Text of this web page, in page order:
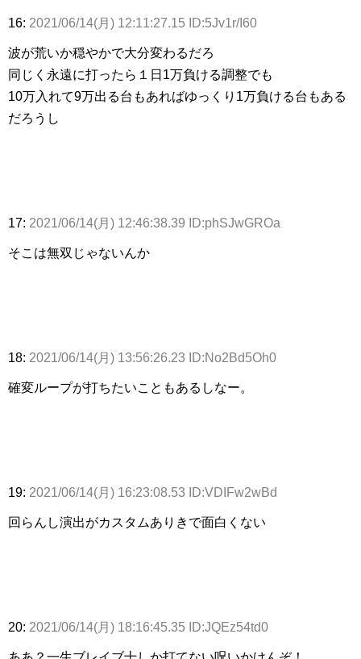
16: 2021/06/14(月) 12:11:27.15 ID:5Jv1r/I60
波が荒いか穏やかで大分変わるだろ
同じく永遠に打ったら１日1万負ける調整でも
10万入れて9万出る台もあればゆっくり1万負ける台もある
だろうし
17: 2021/06/14(月) 12:46:38.39 ID:phSJwGROa
そこは無双じゃないんか
18: 2021/06/14(月) 13:56:26.23 ID:No2Bd5Oh0
確変ループが打ちたいこともあるしなー。
19: 2021/06/14(月) 16:23:08.53 ID:VDIFw2wBd
回らんし演出がカスタムありきで面白くない
20: 2021/06/14(月) 18:16:45.35 ID:JQEz54td0